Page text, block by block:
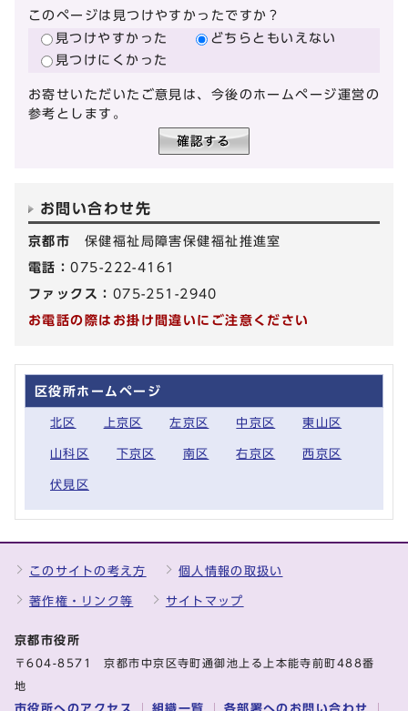
このページは見つけやすかったですか？
見つけやすかった
どちらともいえない
見つけにくかった
お寄せいただいたご意見は、今後のホームページ運営の
参考とします。
お問い合わせ先
京都市 保健福祉局障害保健福祉推進室
電話：075-222-4161
ファックス： 075-251-2940
お電話の際はお掛け間違いにご注意ください
区役所ホームページ
北区 上京区 左京区 中京区 東山区
山科区 下京区 南区 右京区 西京区
伏見区
このサイトの考え方 個人情報の取扱い
著作権・リンク等 サイトマップ
京都市役所
〒604-8571 京都市中京区寺町通御池上る上本能寺前町488番
地